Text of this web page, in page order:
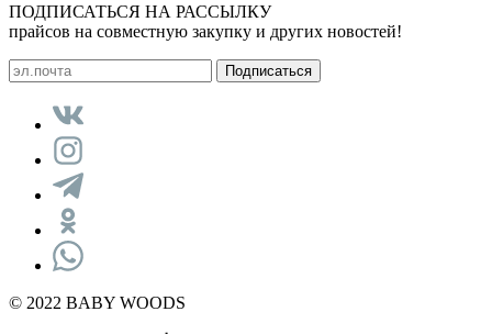
ПОДПИСАТЬСЯ НА РАССЫЛКУ
прайсов на совместную закупку и других новостей!
© 2022 BABY WOODS